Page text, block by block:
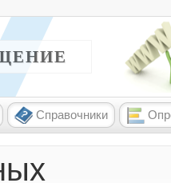
Справочники